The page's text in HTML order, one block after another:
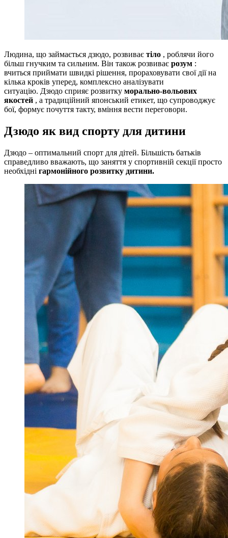
Людина, що займається дзюдо, розвиває тіло , роблячи його
більш гнучким та сильним. Він також розвиває розум :
вчиться приймати швидкі рішення, прораховувати свої дії на
кілька кроків уперед, комплексно аналізувати
ситуацію. Дзюдо сприяє розвитку морально-вольових
якостей , а традиційний японський етикет, що супроводжує
бої, формує почуття такту, вміння вести переговори.
Дзюдо як вид спорту для дитини
Дзюдо – оптимальний спорт для дітей. Більшість батьків
справедливо вважають, що заняття у спортивній секції просто
необхідні гармонійного розвитку дитини.